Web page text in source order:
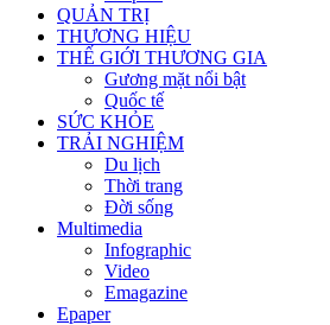
QUẢN TRỊ
THƯƠNG HIỆU
THẾ GIỚI THƯƠNG GIA
Gương mặt nổi bật
Quốc tế
SỨC KHỎE
TRẢI NGHIỆM
Du lịch
Thời trang
Đời sống
Multimedia
Infographic
Video
Emagazine
Epaper